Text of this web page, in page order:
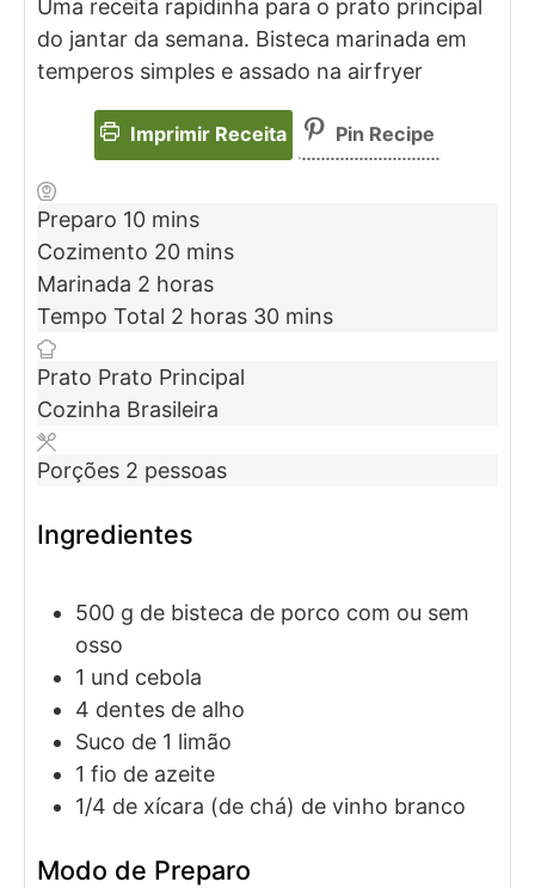
Uma receita rapidinha para o prato principal
do jantar da semana. Bisteca marinada em
temperos simples e assado na airfryer
Imprimir Receita Pin Recipe
Preparo 10 mins
Cozimento 20 mins
Marinada 2 horas
Tempo Total 2 horas 30 mins
Prato Prato Principal
Cozinha Brasileira
Porções 2 pessoas
Ingredientes
500 g de bisteca de porco com ou sem
osso
1 und cebola
4 dentes de alho
Suco de 1 limão
1 fio de azeite
1/4 de xícara (de chá) de vinho branco
Modo de Preparo